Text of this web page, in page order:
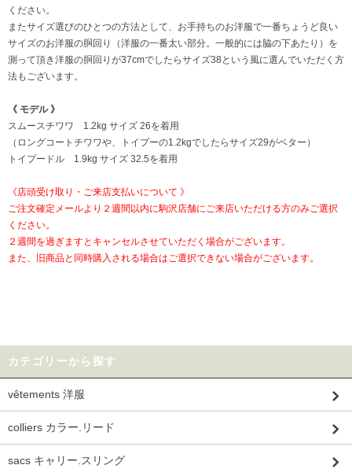
ください。
またサイズ選びのひとつの方法として、お手持ちのお洋服で一番ちょうど良い
サイズのお洋服の胴回り（洋服の一番太い部分。一般的には脇の下あたり）を
測って頂き洋服の胴回りが37cmでしたらサイズ38という風に選んでいただく方
法もございます。
《 モデル 》
スムースチワワ 1.2kg サイズ 26を着用
（ロングコートチワワや、トイプーの1.2kgでしたらサイズ29がベター）
トイプードル 1.9kg サイズ 32.5を着用
《店頭受け取り・ご来店支払いについて 》
ご注文確定メールより２週間以内に駒沢店舗にご来店いただける方のみご選択
ください。
２週間を過ぎますとキャンセルさせていただく場合がございます。
また、旧商品と同時購入される場合はご選択できない場合がございます。
カテゴリーから探す
vêtements 洋服
colliers カラー.リード
sacs キャリー.スリング